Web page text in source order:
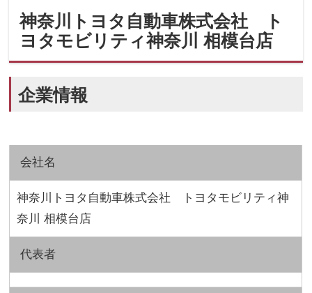
神奈川トヨタ自動車株式会社 ト
ヨタモビリティ神奈川 相模台店
企業情報
会社名
神奈川トヨタ自動車株式会社 トヨタモビリティ神
奈川 相模台店
代表者